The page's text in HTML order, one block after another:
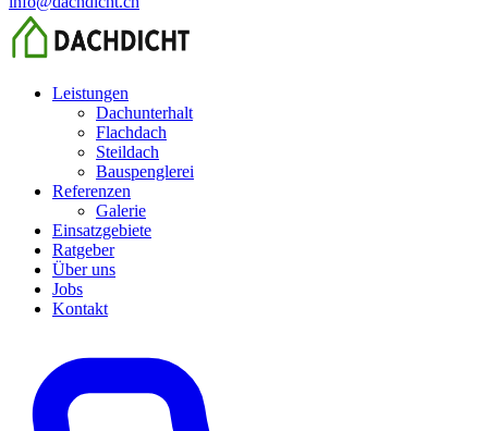
Leistungen
Dachunterhalt
Flachdach
Steildach
Bauspenglerei
Referenzen
Galerie
Einsatzgebiete
Ratgeber
Über uns
Jobs
Kontakt